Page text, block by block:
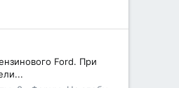
Ford. При